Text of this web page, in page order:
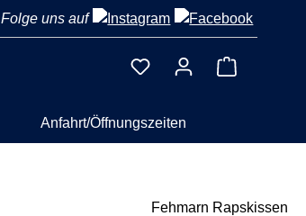
Folge uns auf
Anfahrt/Öffnungszeiten
Fehmarn Rapskissen